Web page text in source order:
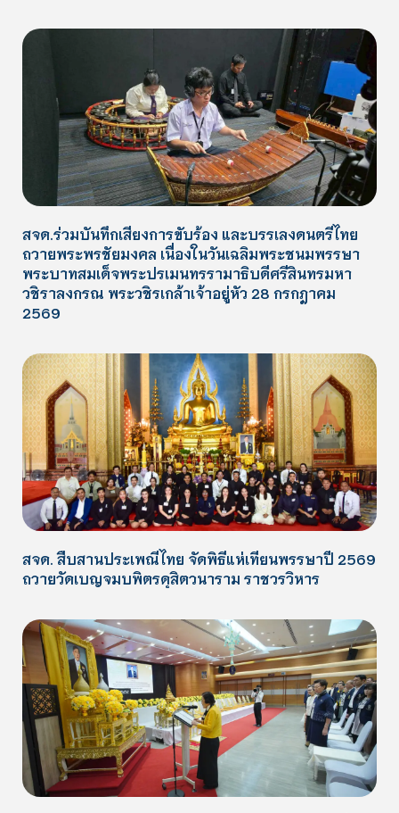
สจด.ร่วมบันทึกเสียงการขับร้อง และบรรเลงดนตรีไทย
ถวายพระพรชัยมงคล เนื่องในวันเฉลิมพระชนมพรรษา
พระบาทสมเด็จพระปรเมนทรรามาธิบดีศรีสินทรมหา
วชิราลงกรณ พระวชิรเกล้าเจ้าอยู่หัว 28 กรกฎาคม
2569
สจด. สืบสานประเพณีไทย จัดพิธีแห่เทียนพรรษาปี 2569
ถวายวัดเบญจมบพิตรดุสิตวนาราม ราชวรวิหาร